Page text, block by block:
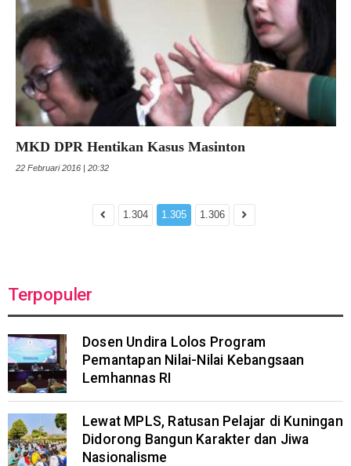
MKD DPR Hentikan Kasus Masinton
22 Februari 2016 | 20:32
1.304 1.305 1.306
Terpopuler
Dosen Undira Lolos Program
Pemantapan Nilai-Nilai Kebangsaan
Lemhannas RI
Lewat MPLS, Ratusan Pelajar di Kuningan
Didorong Bangun Karakter dan Jiwa
Nasionalisme